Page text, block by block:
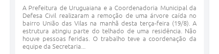
A Prefeitura de Uruguaiana e a Coordenadoria Municipal da
Defesa Civil realizaram a remoção de uma árvore caída no
bairro União das Vilas na manhã desta terça-feira (19/8). A
estrutura atingiu parte do telhado de uma residência. Não
houve pessoas feridas. O trabalho teve a coordenação da
equipe da Secretaria...